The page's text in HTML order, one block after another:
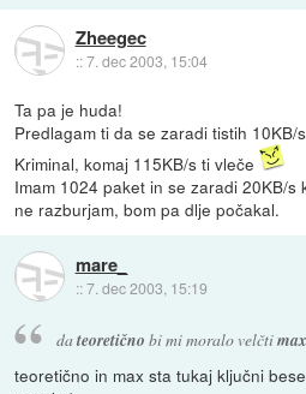
Zheegec
::7. dec 2003, 15:04
Ta pa je huda!
Predlagam ti da se zaradi tistih 10KB/
Kriminal, komaj 115KB/s ti vleče
Imam 1024 paket in se zaradi 20KB/s
ne razburjam, bom pa dlje počakal.
mare_
::7. dec 2003, 15:19
dateoretično bi mi moralo velčtimax
teoretično in max sta tukaj ključni